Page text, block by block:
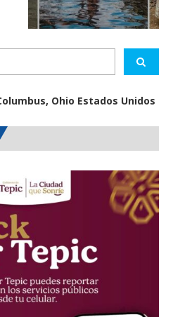
Ohio Estados Unidos